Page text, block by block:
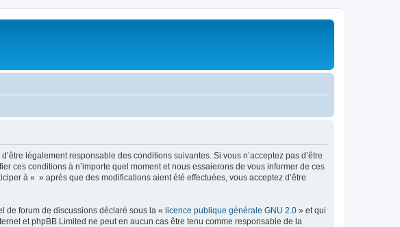
légalement responsable des conditions suivantes. Si vous n’acceptez pas d’être
ces conditions à n’importe quel moment et nous essaierons de vous informer de ces
à « » après que des modifications aient été effectuées, vous acceptez d’être
de forum de discussions déclaré sous la « licence publique générale GNU 2.0 » et qui
et phpBB Limited ne peut en aucun cas être tenu comme responsable de la